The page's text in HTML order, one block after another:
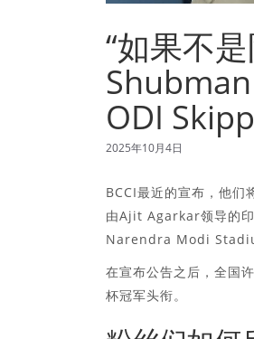
“如果不
ODI
2025年10月4日
BCCI最近的宣布，他
由Ajit Agarkar领导的印
Narendra Modi
在宣布公告之后，全国
杯冠军头衔。